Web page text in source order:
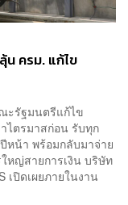
น ครม. แก้ไข
ะรัฐมนตรีแก้ไข
ไตรมาสก่อน รับทุก
หน้า พร้อมกลับมาจ่าย
หญ่สายการเงิน บริษัท
เปิดเผยภายในงาน